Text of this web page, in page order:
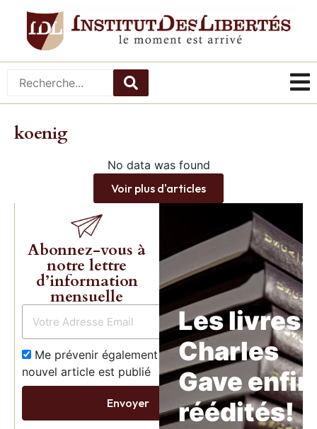
koenig
No data was found
Voir plus d'articles
Abonnez-vous à
notre lettre
d’information
mensuelle
Me prévenir également dès qu’un
nouvel article est publié
Envoyer
Les livres
Charles
Gave enfin
réédités!